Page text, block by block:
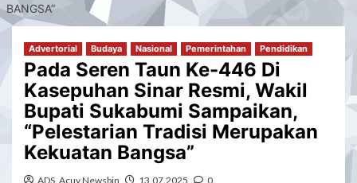
BANGSA”
Advertorial Budaya Nasional Pemerintahan Pendidikan
Pada Seren Taun Ke-446 Di
Kasepuhan Sinar Resmi, Wakil
Bupati Sukabumi Sampaikan,
“Pelestarian Tradisi Merupakan
Kekuatan Bangsa”
ADS. Acuy Newsbin 13.07.2025 0